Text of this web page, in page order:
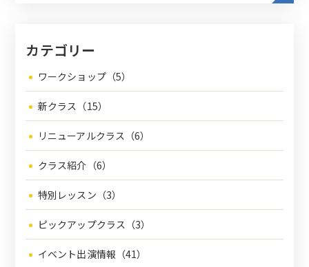
カテゴリー
ワークショップ（5）
新クラス（15）
リニューアルクラス（6）
クラス紹介（6）
特別レッスン（3）
ピックアップクラス（3）
イベント出演情報（41）